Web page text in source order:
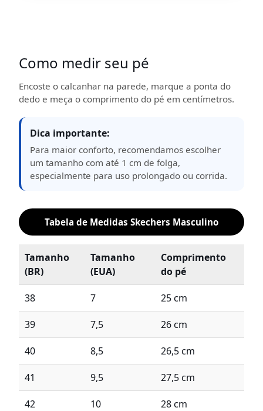
Como medir seu pé
Encoste o calcanhar na parede, marque a ponta do
dedo e meça o comprimento do pé em centímetros.
Dica importante:
Para maior conforto, recomendamos escolher
um tamanho com até 1 cm de folga,
especialmente para uso prolongado ou corrida.
Tabela de Medidas Skechers Masculino
Tamanho
(BR)
Tamanho
(EUA)
Comprimento
do pé
38 7 25 cm
39 7,5 26 cm
40 8,5 26,5 cm
41 9,5 27,5 cm
42 10 28 cm